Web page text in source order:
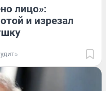
лицо»:
и изрезал